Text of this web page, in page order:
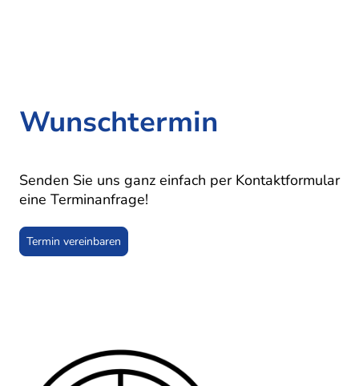
Wunschtermin
Senden Sie uns ganz einfach per Kontaktformular
eine Terminanfrage!
Termin vereinbaren